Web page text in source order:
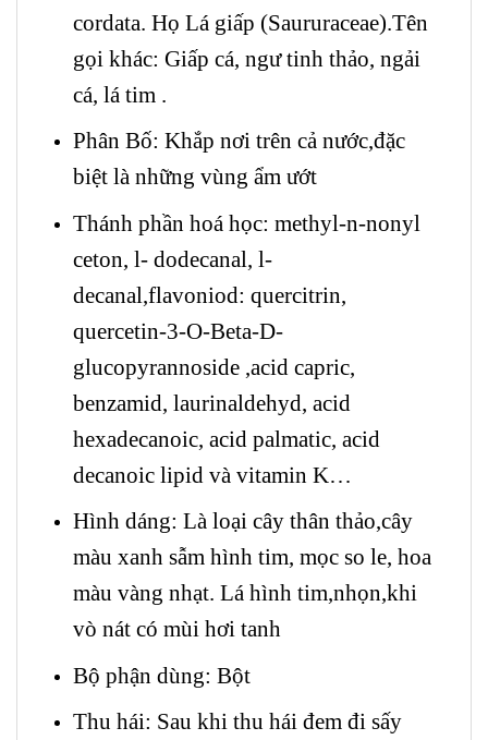
cordata. Họ Lá giấp (Saururaceae).Tên
gọi khác: Giấp cá, ngư tinh thảo, ngải
cá, lá tim .
Phân Bố: Khắp nơi trên cả nước,đặc
biệt là những vùng ẩm ướt
Thánh phần hoá học: methyl-n-nonyl
ceton, l- dodecanal, l-
decanal,flavoniod: quercitrin,
quercetin-3-O-Beta-D-
glucopyrannoside ,acid capric,
benzamid, laurinaldehyd, acid
hexadecanoic, acid palmatic, acid
decanoic lipid và vitamin K…
Hình dáng: Là loại cây thân thảo,cây
màu xanh sẫm hình tim, mọc so le, hoa
màu vàng nhạt. Lá hình tim,nhọn,khi
vò nát có mùi hơi tanh
Bộ phận dùng: Bột
Thu hái: Sau khi thu hái đem đi sấy